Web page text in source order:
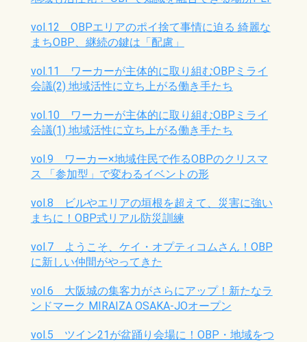
vol.12 OBPエリアのポイ捨て事情に迫る 綺麗な
まちOBP、継続の鍵は「配慮」
vol.11 ワーカーが主体的に取り組むOBPミライ
会議(2) 地域活性に立ち上がる働き手たち
vol.10 ワーカーが主体的に取り組むOBPミライ
会議(1) 地域活性に立ち上がる働き手たち
vol.9 ワーカー×地域住民で作るOBPのクリスマ
ス 「参加型」で変わるイベントの形
vol.8 ビルやエリアの垣根を超えて、災害に強い
まちに！OBP式リアル防災訓練
vol.7 ようこそ、ケイ・オプティコムさん！OBP
に新しい仲間がやってきた
vol.6 大阪城の集客力がさらにアップ！新たなラ
ンドマーク MIRAIZA OSAKA-JOオープン
vol.5 ツイン21が盆踊り会場に！OBP・地域をつ